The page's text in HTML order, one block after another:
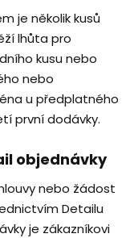
je několik kusů
lhůta pro
kusu nebo
nebo
u předplatného
první dodávky.
objednávky
nebo žádost
Detailu
je zákazníkovi